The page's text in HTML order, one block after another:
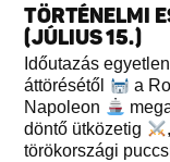
TÖRTÉNELMI
(JÚLIUS 15.)
Időutazás
áttörésétől
a
Napoleon
döntő ütközetig
törökországi